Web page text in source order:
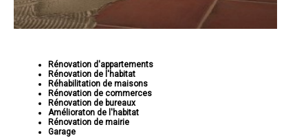
Rénovation d'appartements
Rénovation de l'habitat
Réhabilitation de maisons
Rénovation de commerces
Rénovation de bureaux
Amélioraton de l'habitat
Rénovation de mairie
Garage